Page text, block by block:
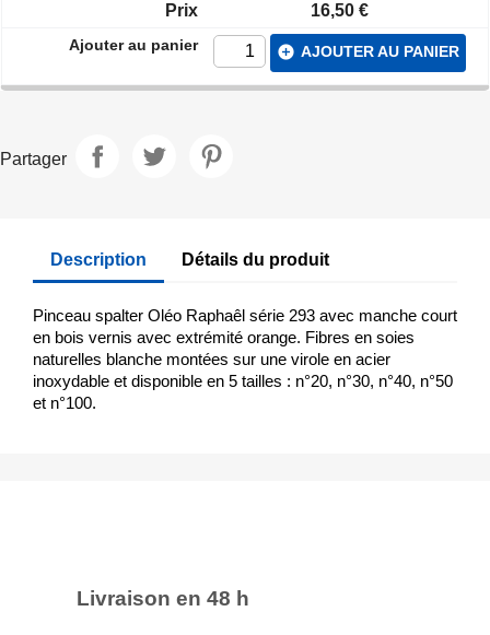
16,50 €
add_circle AJOUTER AU PANIER
Partager
Description Détails du produit
Pinceau spalter Oléo Raphaêl série 293 avec manche court
en bois vernis avec extrémité orange. Fibres en soies
naturelles blanche montées sur une virole en acier
inoxydable et disponible en 5 tailles : n°20, n°30, n°40, n°50
et n°100.
Livraison en 48 h